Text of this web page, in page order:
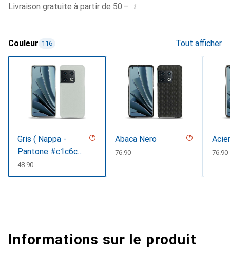
Livraison gratuite à partir de 50.– i
Couleur 116 Tout afficher
Gris ( Nappa -
Pantone #c1c6c8
)CHF
48.90
Abaca Nero
CHF
76.90 CHF
76.90
Informations sur le produit